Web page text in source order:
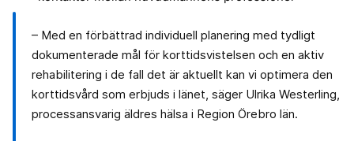
– Med en förbättrad individuell planering med tydligt
dokumenterade mål för korttidsvistelsen och en aktiv
rehabilitering i de fall det är aktuellt kan vi optimera den
korttidsvård som erbjuds i länet, säger Ulrika Westerling,
processansvarig äldres hälsa i Region Örebro län.